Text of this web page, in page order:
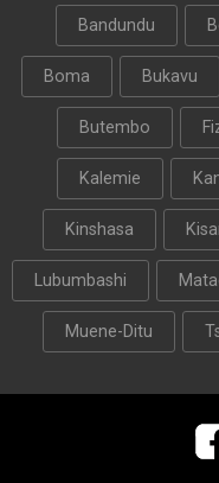
Bandundu
Boma Bukavu
Butembo
Kalemie
Kinshasa
Lubumbashi
Muene-Ditu